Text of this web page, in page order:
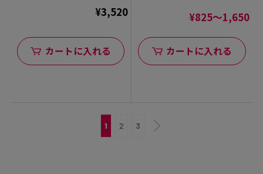
¥3,520
カートに入れる
¥825～1,650
カートに入れる
1 2 3